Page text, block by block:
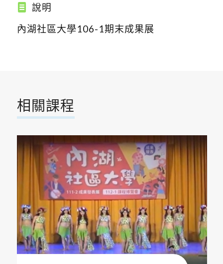
說明
內湖社區大學106-1期末成果展
相關課程